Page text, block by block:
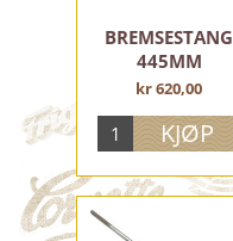
BREMSESTANG
445MM
kr 620,00